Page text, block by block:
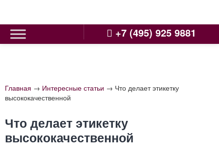
content
+7 (495) 925 9881
Главная → Интересные статьи → Что делает этикетку
высококачественной
Что делает этикетку
высококачественной